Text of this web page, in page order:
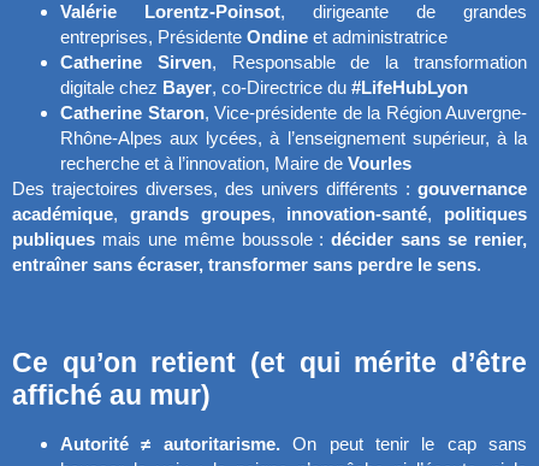
Valérie Lorentz-Poinsot, dirigeante de grandes
entreprises, Présidente Ondine et administratrice
Catherine Sirven, Responsable de la transformation
digitale chez Bayer, co-Directrice du #LifeHubLyon
Catherine Staron, Vice-présidente de la Région Auvergne-
Rhône-Alpes aux lycées, à l’enseignement supérieur, à la
recherche et à l’innovation, Maire de Vourles
Des trajectoires diverses, des univers différents : gouvernance
académique, grands groupes, innovation-santé, politiques
publiques mais une même boussole :décider sans se renier,
entraîner sans écraser, transformer sans perdre le sens.
Ce qu’on retient (et qui mérite d’être
affiché au mur)
Autorité ≠ autoritarisme.On peut tenir le cap sans